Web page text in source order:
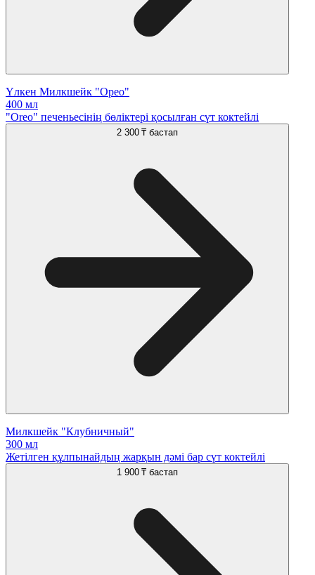
Үлкен Милкшейк "Орео"
400 мл
"Oreo" печеньесінің бөліктері қосылған сүт коктейлі
2 300 ₸ бастап
Милкшейк "Клубничный"
300 мл
Жетілген құлпынайдың жарқын дәмі бар сүт коктейлі
1 900 ₸ бастап